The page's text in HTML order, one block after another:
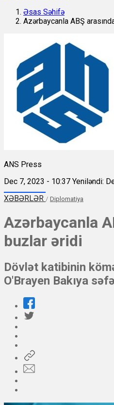
Əsas Səhifə
Azərbaycanla ABŞ
ANS Press
Dec 7, 2023 - 10:37 Yeniləndi:
XƏBƏRLƏR / Diplomatiya
Azərbaycanla
buzlar əridi
Dövlət katibinin
O'Brayen Bakıya